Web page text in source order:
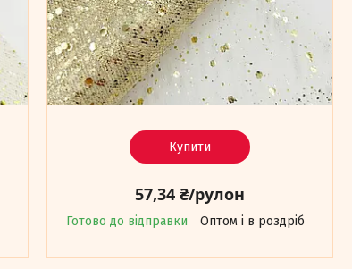
Купити
57,34 ₴/рулон
Готово до відправки Оптом і в роздріб